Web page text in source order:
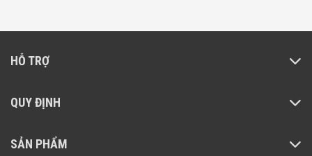
HỖ TRỢ
QUY ĐỊNH
SẢN PHẨM